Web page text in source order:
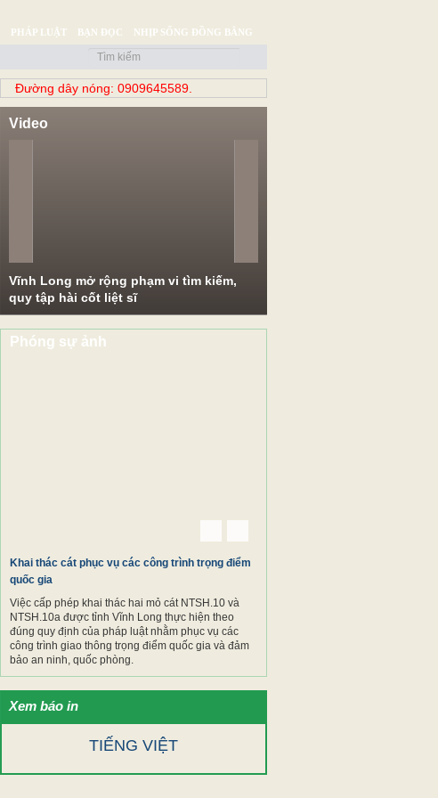
PHÁP LUẬT BẠN ĐỌC NHỊP SỐNG ĐỒNG BẰNG
Đường dây nóng: 0909645589.
Video
Vĩnh Long mở rộng phạm vi tìm kiếm,
quy tập hài cốt liệt sĩ
Phóng sự ảnh
Khai thác cát phục vụ các công trình trọng điểm
quốc gia
Việc cấp phép khai thác hai mỏ cát NTSH.10 và
NTSH.10a được tỉnh Vĩnh Long thực hiện theo
đúng quy định của pháp luật nhằm phục vụ các
công trình giao thông trọng điểm quốc gia và đảm
bảo an ninh, quốc phòng.
Xem báo in
TIẾNG VIỆT